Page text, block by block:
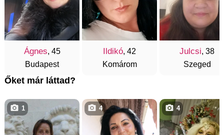
Ágnes, 45
Budapest
Ildikó, 42
Komárom
Julcsi, 38
Szeged
Őket már láttad?
1 4 4